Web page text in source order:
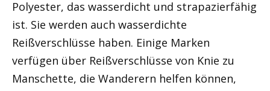
Polyester, das wasserdicht und strapazierfähig
ist. Sie werden auch wasserdichte
Reißverschlüsse haben. Einige Marken
verfügen über Reißverschlüsse von Knie zu
Manschette, die Wanderern helfen können,